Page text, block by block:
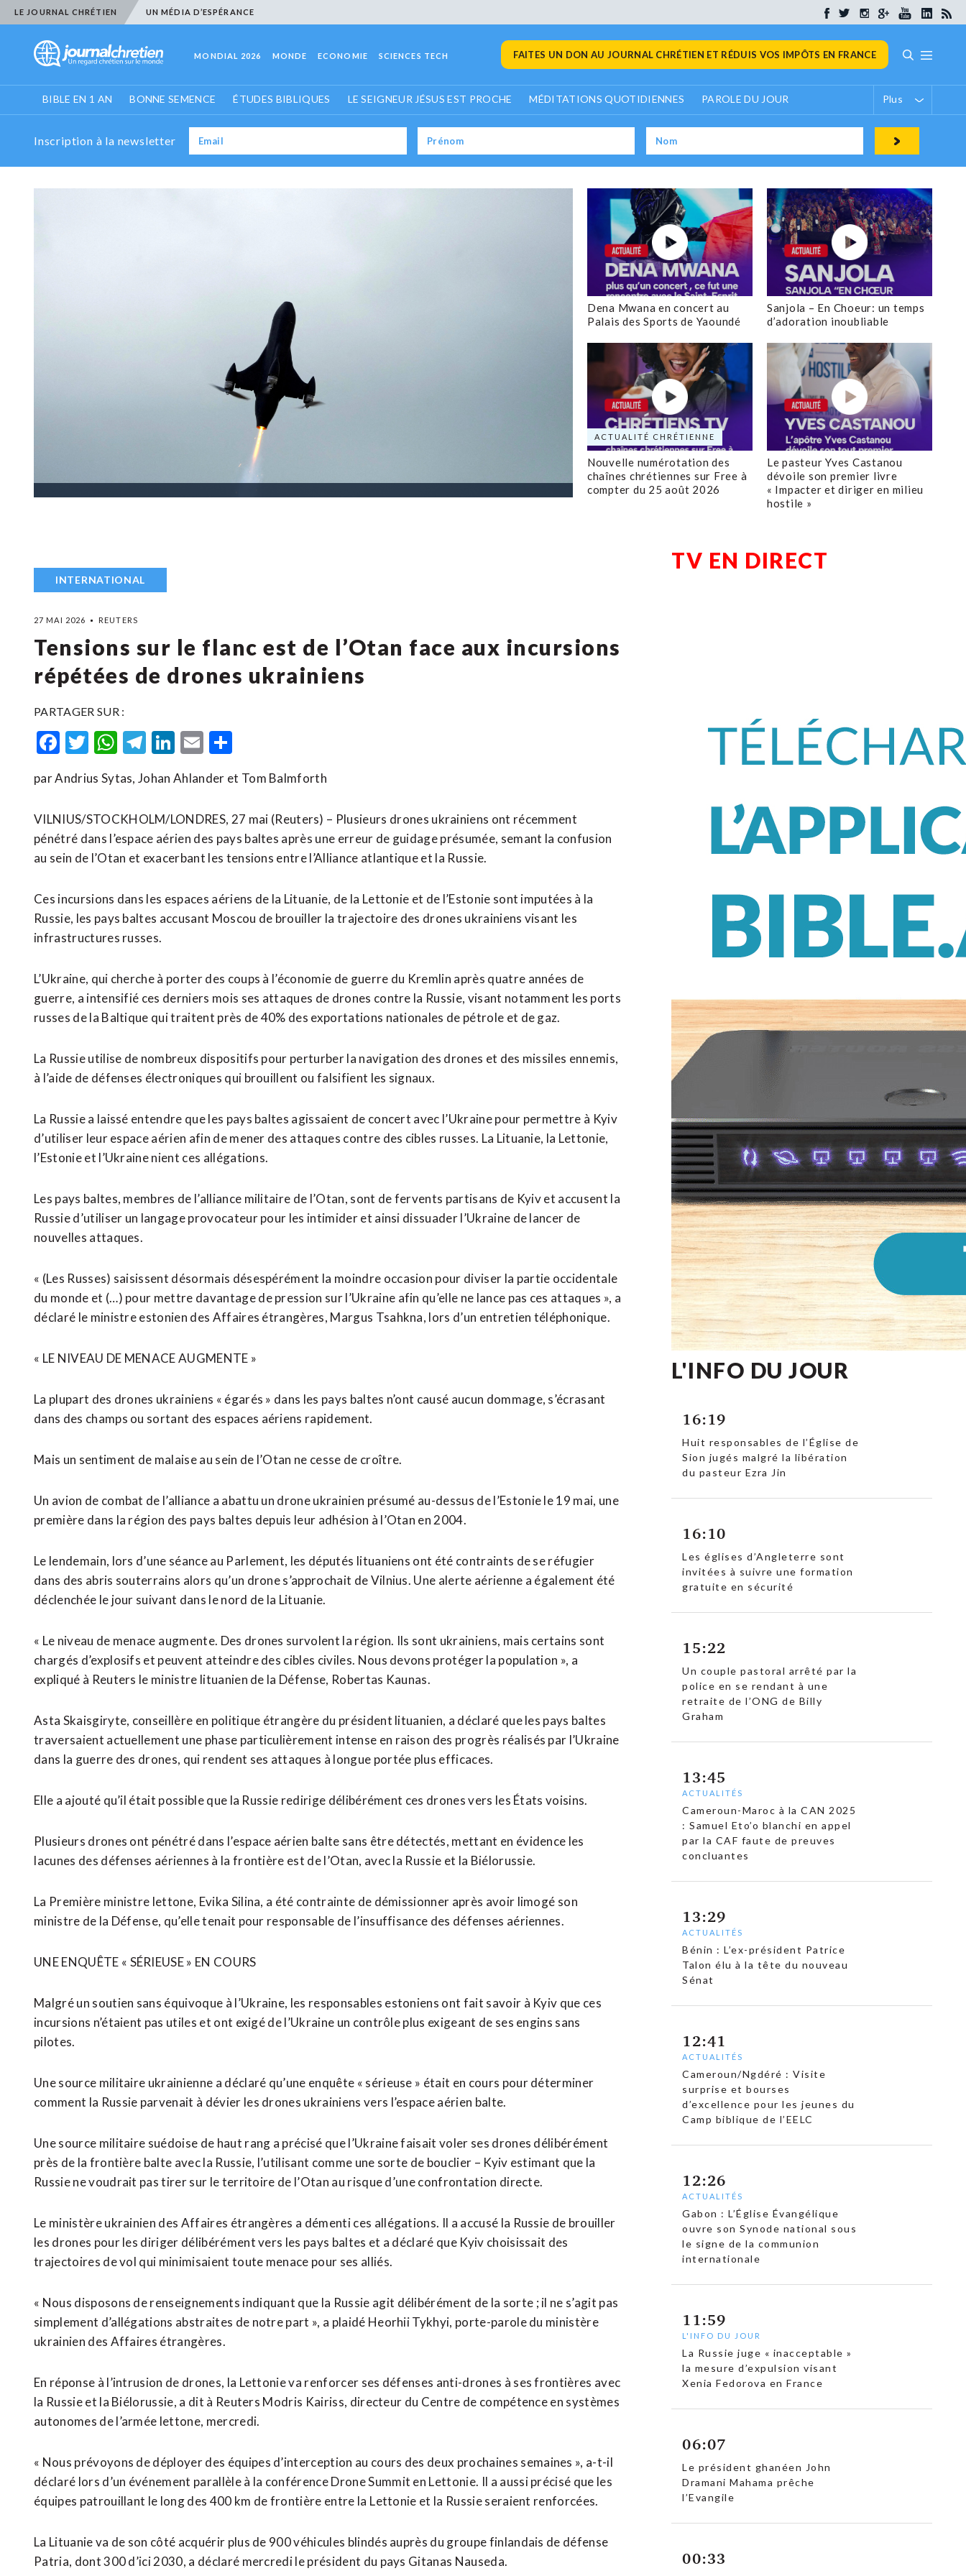
LE JOURNAL CHRÉTIEN UN MÉDIA D’ESPÉRANCE
MONDIAL 2026 MONDE ECONOMIE SCIENCES TECH FAITES UN DON AU JOURNAL CHRÉTIEN ET RÉDUIS VOS IMPÔTS EN FRANCE
BIBLE EN 1 AN BONNE SEMENCE ÉTUDES BIBLIQUES LE SEIGNEUR JÉSUS EST PROCHE MÉDITATIONS QUOTIDIENNES PAROLE DU JOUR Plus
Inscription à la newsletter
Dena Mwana en concert au
Palais des Sports de Yaoundé
Sanjola – En Choeur: un temps
d’adoration inoubliable
ACTUALITÉ CHRÉTIENNE
Nouvelle numérotation des
chaînes chrétiennes sur Free à
compter du 25 août 2026
Le pasteur Yves Castanou
dévoile son premier livre
« Impacter et diriger en milieu
hostile »
INTERNATIONAL
27 MAI 2026 REUTERS
Tensions sur le flanc est de l’Otan face aux incursions
répétées de drones ukrainiens
PARTAGER SUR :
Facebook
Twitter
WhatsApp
Telegram
LinkedIn
Email
par Andrius Sytas, Johan Ahlander et Tom Balmforth
VILNIUS/STOCKHOLM/LONDRES, 27 mai (Reuters) – Plusieurs drones ukrainiens ont récemment
pénétré dans l’espace aérien des pays baltes après une erreur de guidage présumée, semant la confusion
au sein de l’Otan et exacerbant les tensions entre l’Alliance atlantique et la Russie.
Ces incursions dans les espaces aériens de la Lituanie, de la Lettonie et de l’Estonie sont imputées à la
Russie, les pays baltes accusant Moscou de brouiller la trajectoire des drones ukrainiens visant les
infrastructures russes.
L’Ukraine, qui cherche à porter des coups à l’économie de guerre du Kremlin après quatre années de
guerre, a intensifié ces derniers mois ses attaques de drones contre ​la Russie, visant notamment les ports
‌russes de la Baltique qui traitent près de 40% des exportations nationales de pétrole et de gaz.
La Russie ​utilise de nombreux dispositifs pour perturber la navigation ⁠des drones et des missiles ennemis,
à l’aide de défenses électroniques qui brouillent ou falsifient les signaux.
La Russie a laissé entendre que les ‌pays baltes agissaient de concert avec l’Ukraine pour permettre ‌à Kyiv
d’utiliser leur espace aérien afin de mener des attaques contre des cibles russes. La Lituanie, la Lettonie,
l’Estonie et l’Ukraine nient ces allégations.
Les pays baltes, membres de l’alliance militaire de l’Otan, sont de fervents partisans de Kyiv et accusent la
Russie d’utiliser un langage provocateur pour les intimider et ainsi dissuader l’Ukraine de lancer de
nouvelles attaques.
« (Les Russes) saisissent désormais désespérément la moindre ​occasion pour diviser la partie occidentale
du monde et (…) pour mettre davantage de pression sur l’Ukraine afin qu’elle ne lance pas ces attaques », a
déclaré le ministre estonien des Affaires étrangères, Margus Tsahkna, lors d’un entretien téléphonique.
« LE NIVEAU DE MENACE AUGMENTE »
La plupart des drones ukrainiens « égarés » dans les pays baltes n’ont causé aucun dommage, s’écrasant
dans des champs ou sortant des espaces aériens rapidement.
Mais un sentiment de malaise au sein de l’Otan ne cesse de croître.
Un avion de combat de l’alliance a abattu un drone ukrainien présumé au-dessus de l’Estonie le 19 mai, une
première dans la région des pays baltes depuis leur adhésion à l’Otan en 2004.
Le lendemain, lors d’une séance au Parlement, les députés ⁠lituaniens ont été contraints de se réfugier
dans des abris souterrains alors qu’un drone s’approchait de Vilnius. Une alerte aérienne a également été
déclenchée le jour suivant dans le nord de la Lituanie.
« Le niveau de menace ⁠augmente. Des drones survolent la région. Ils sont ukrainiens, mais certains sont
chargés d’explosifs et peuvent atteindre des cibles civiles. Nous devons protéger la population », a
expliqué à Reuters le ministre lituanien de la Défense, Robertas Kaunas.
Asta Skaisgiryte, conseillère en politique étrangère du président lituanien, a déclaré que les pays baltes
traversaient actuellement une phase particulièrement intense en raison des progrès réalisés par l’Ukraine
dans la guerre des drones, qui rendent ses attaques à longue portée plus efficaces.
Elle a ajouté qu’il était possible que la Russie redirige délibérément ces drones vers les États voisins.
Plusieurs drones ont pénétré dans l’espace aérien balte sans être détectés, mettant en évidence les
⁠lacunes des ‌défenses aériennes à la frontière est de l’Otan, avec la Russie et la Biélorussie.
La Première ministre lettone, Evika Silina, a été contrainte de démissionner après avoir limogé ⁠son
ministre de la Défense, qu’elle tenait pour responsable de l’insuffisance des défenses aériennes.
UNE ENQUÊTE « SÉRIEUSE » EN COURS
Malgré un soutien sans équivoque à l’Ukraine, les ​responsables estoniens ont fait savoir à ​Kyiv que ces
incursions n’étaient pas utiles et ont exigé de l’Ukraine un contrôle plus exigeant de ses engins sans
pilotes.
Une source militaire ukrainienne a déclaré qu’une enquête « sérieuse » était en cours pour déterminer
comment la ​Russie parvenait à dévier les drones ukrainiens vers l’espace aérien balte.
Une source militaire suédoise de haut rang a précisé que l’Ukraine faisait voler ses drones délibérément
près de la frontière balte avec la Russie, l’utilisant comme une sorte de bouclier – Kyiv estimant que la
Russie ne voudrait pas tirer ‌sur le territoire de l’Otan au risque d’une ​confrontation directe.
Le ministère ukrainien des Affaires étrangères a démenti ces allégations. Il a accusé la Russie de brouiller
les drones pour les diriger délibérément vers les pays baltes et a déclaré que Kyiv choisissait des ​
trajectoires de vol qui minimisaient toute menace pour ses alliés.
« Nous disposons de renseignements indiquant que la Russie agit délibérément de la sorte ; il ne s’agit pas
simplement d’allégations abstraites de notre part », a plaidé Heorhii Tykhyi, porte-parole du ministère
ukrainien des Affaires étrangères.
En réponse à l’intrusion de drones, la Lettonie va renforcer ses défenses anti-drones à ses frontières avec
la Russie et la Biélorussie, a dit à Reuters Modris Kairiss, directeur du Centre de compétence en systèmes
autonomes de l’armée lettone, mercredi.
« Nous prévoyons de déployer des équipes d’interception au cours des deux prochaines semaines », a-t-il
déclaré lors d’un événement parallèle à la conférence Drone Summit en Lettonie. Il a aussi précisé que les
équipes patrouillant le long des 400 km de frontière entre la ⁠Lettonie et la Russie seraient renforcées.
La Lituanie va de son côté acquérir plus de 900 véhicules blindés auprès du groupe finlandais de défense
Patria, dont 300 d’ici 2030, a déclaré mercredi le président du pays Gitanas Nauseda.
TV EN DIRECT
L'INFO DU JOUR
16:19
Huit responsables de l’Église de
Sion jugés malgré la libération
du pasteur Ezra Jin
16:10
Les églises d’Angleterre sont
invitées à suivre une formation
gratuite en sécurité
15:22
Un couple pastoral arrêté par la
police en se rendant à une
retraite de l’ONG de Billy
Graham
13:45
ACTUALITÉS
Cameroun-Maroc à la CAN 2025
: Samuel Eto’o blanchi en appel
par la CAF faute de preuves
concluantes
13:29
ACTUALITÉS
Bénin : L’ex-président Patrice
Talon élu à la tête du nouveau
Sénat
12:41
ACTUALITÉS
Cameroun/Ngdéré : Visite
surprise et bourses
d’excellence pour les jeunes du
Camp biblique de l’EELC
12:26
ACTUALITÉS
Gabon : L’Église Évangélique
ouvre son Synode national sous
le signe de la communion
internationale
11:59
L'INFO DU JOUR
La Russie juge « inacceptable »
la mesure d’expulsion visant
Xenia Fedorova en France
06:07
Le président ghanéen John
Dramani Mahama prêche
l’Evangile
00:33